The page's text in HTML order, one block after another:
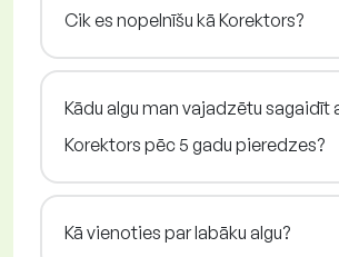
Cik es nopelnīšu kā Korektors?
Kādu algu man vajadzētu sagaidīt
Korektors pēc 5 gadu pieredzes?
Kā vienoties par labāku algu?